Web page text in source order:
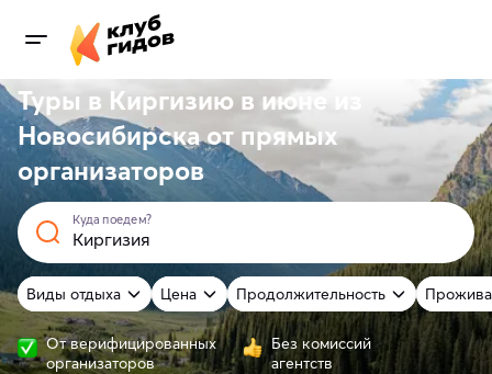
Туры в Киргизию в июне из
Новосибирска от прямых
организаторов
Куда поедем?
Виды отдыха Цена Продолжительность
От верифицированных
организаторов
Без комиссий
агентств